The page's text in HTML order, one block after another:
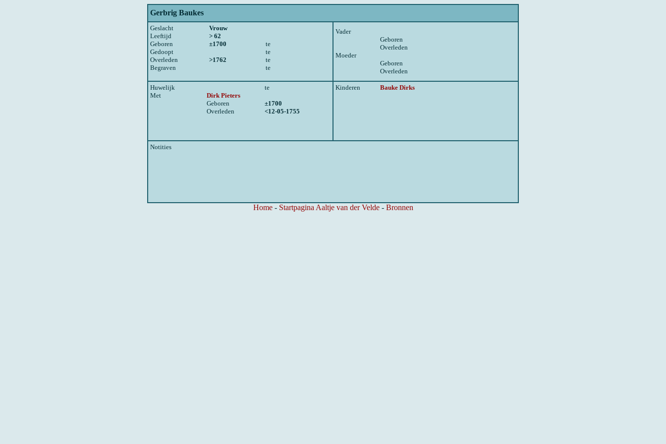
Gerbrig Baukes
Geslacht
Vrouw
Leeftijd
> 62
Geboren
±1700
te
Gedoopt
te
Overleden
>1762
te
Begraven
te
Vader
Geboren
Overleden
Moeder
Geboren
Overleden
Huwelijk
te
Met
Dirk Pieters
Geboren
±1700
Overleden
<12-05-1755
Kinderen Bauke Dirks
Notities
Home- Startpagina Aaltje van der Velde- Bronnen